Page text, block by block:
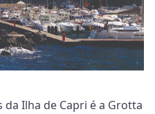
Ilha de Capri é a Grotta